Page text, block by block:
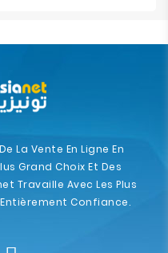
La Vente En Ligne En
Grand Choix Et Des
Travaille Avec Les Plus
Confiance.